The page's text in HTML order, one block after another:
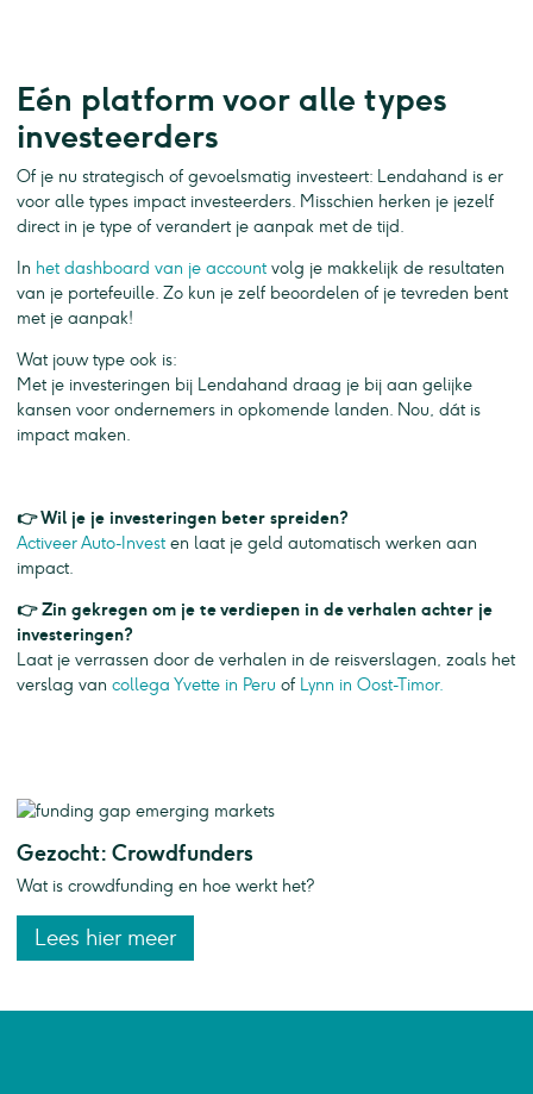
Eén platform voor alle types
investeerders
Of je nu strategisch of gevoelsmatig investeert: Lendahand is er
voor alle types impact investeerders. Misschien herken je jezelf
direct in je type of verandert je aanpak met de tijd.
In het dashboard van je accountvolg je makkelijk de resultaten
van je portefeuille. Zo kun je zelf beoordelen of je tevreden bent
met je aanpak!
Wat jouw type ook is:
Met je investeringen bij Lendahand draag je bij aan gelijke
kansen voor ondernemers in opkomende landen. Nou, dát is
impact maken.
👉 Wil je je investeringen beter spreiden?
Activeer Auto-Investen laat je geld automatisch werken aan
impact.
👉 Zin gekregen om je te verdiepen in de verhalen achter je
investeringen?
Laat je verrassen door de verhalen in de reisverslagen, zoals het
verslag van collega Yvette in Peru of Lynn in Oost-Timor.
Gezocht: Crowdfunders
Wat is crowdfunding en hoe werkt het?
Lees hier meer